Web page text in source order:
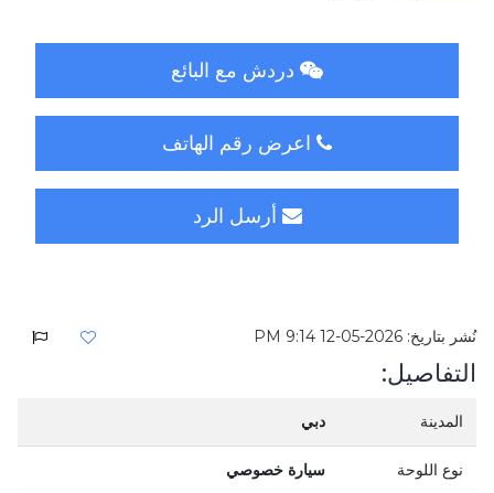
دردش مع البائع
اعرض رقم الهاتف
أرسل الرد
نُشر بتاريخ: 2026-05-12 9:14 PM
التفاصيل:
المدينة دبي
نوع اللوحة سيارة خصوصي